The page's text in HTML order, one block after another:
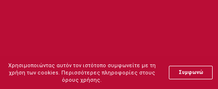
Χρησιμοποιώντας αυτόν τον ιστότοπο συμφωνείτε με τη
χρήση των cookies. Περισσότερες πληροφορίες στους
όρους χρήσης.
Συμφωνώ